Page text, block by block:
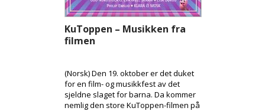
KuToppen – Musikken fra
filmen
(Norsk) Den 19. oktober er det duket
for en film- og musikkfest av det
sjeldne slaget for barna. Da kommer
nemlig den store KuToppen-filmen på